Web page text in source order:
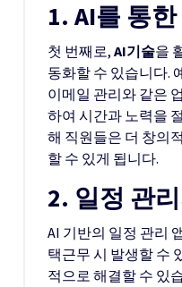
1. AI를 통
첫 번째로, AI기술을
동화할 수 있습니다.
이메일 관리와 같은
하여 시간과 노력을
해 직원들은 더 창의
할 수 있게 됩니다.
2. 일정 관
AI 기반의 일정 관리
택근무 시 발생할 수
적으로 해결할 수 있